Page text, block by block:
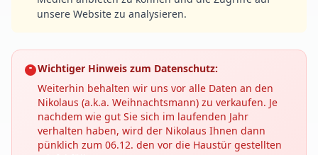
unsere Website zu analysieren.
Wichtiger Hinweis zum Datenschutz:
Weiterhin behalten wir uns vor alle Daten an den
Nikolaus (a.k.a. Weihnachtsmann) zu verkaufen. Je
nachdem wie gut Sie sich im laufenden Jahr
verhalten haben, wird der Nikolaus Ihnen dann
pünklich zum 06.12. den vor die Haustür gestellten